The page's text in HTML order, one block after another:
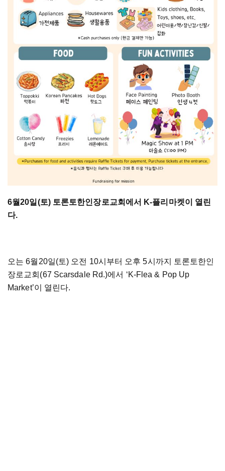
6월20일(토) 토론토한인장로교회에서 K-플리마켓이 열린
다.
오는 6월20일(토) 오전 10시부터 오후 5시까지 토론토한인
장로교회(67 Scarsdale Rd.)에서 ‘K-Flea & Pop Up
Market’이 열린다.